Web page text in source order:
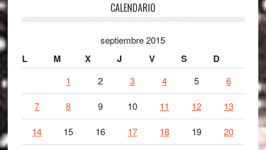
CALENDARIO
septiembre 2015
L M X J V S D
1 2 3 4 5 6
7 8 9 10 11 12 13
14 15 16 17 18 19 20